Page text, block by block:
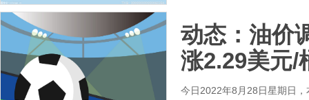
动态：油价
涨2.29美元/
今日2022年8月28日星期日